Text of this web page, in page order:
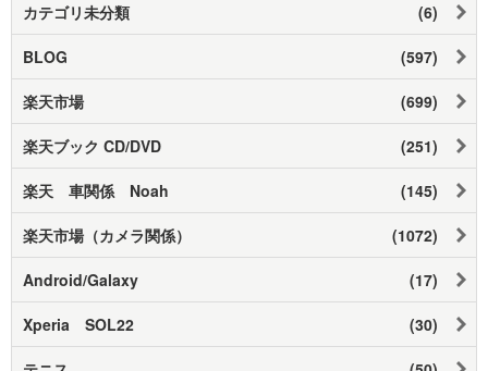
カテゴリ未分類 (6)
BLOG (597)
楽天市場 (699)
楽天ブック CD/DVD (251)
楽天 車関係 Noah (145)
楽天市場（カメラ関係） (1072)
Android/Galaxy (17)
Xperia SOL22 (30)